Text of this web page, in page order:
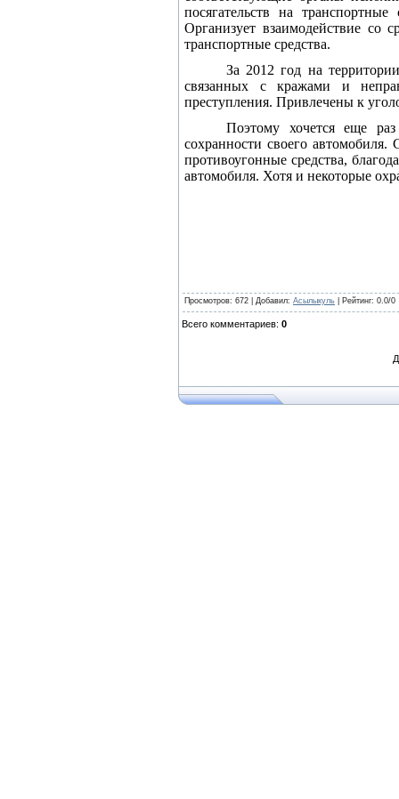
посягательств на
Организует взаимодействие со
транспортные средства.
За 2012 год на
связанных с кражами и
преступления. Привлечены к
Поэтому хочется еще
сохранности своего
противоугонные средства,
автомобиля. Хотя и некоторые
Просмотров: 672 | Добавил: Асылыкуль Рейтинг: 0.0/0
Всего комментариев: 0